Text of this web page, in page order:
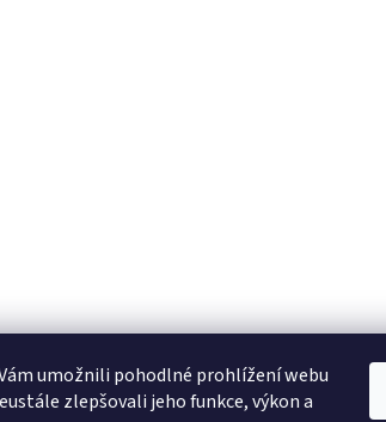
umožnili pohodlné prohlížení webu
zlepšovali jeho funkce, výkon a